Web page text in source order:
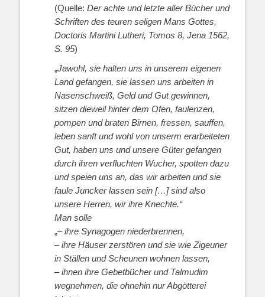
(Quelle: Der achte und letzte aller Bücher und
Schriften des teuren seligen Mans Gottes,
Doctoris Martini Lutheri, Tomos 8, Jena 1562,
S. 95)
„Jawohl, sie halten uns in unserem eigenen
Land gefangen, sie lassen uns arbeiten in
Nasenschweiß, Geld und Gut gewinnen,
sitzen dieweil hinter dem Ofen, faulenzen,
pompen und braten Birnen, fressen, sauffen,
leben sanft und wohl von unserm erarbeiteten
Gut, haben uns und unsere Güter gefangen
durch ihren verfluchten Wucher, spotten dazu
und speien uns an, das wir arbeiten und sie
faule Juncker lassen sein […] sind also
unsere Herren, wir ihre Knechte.“
Man solle
„–ihre Synagogen niederbrennen,
–ihre Häuser zerstören und sie wie Zigeuner
in Ställen und Scheunen wohnen lassen,
–ihnen ihre Gebetbücher und Talmudim
wegnehmen, die ohnehin nur Abgötterei